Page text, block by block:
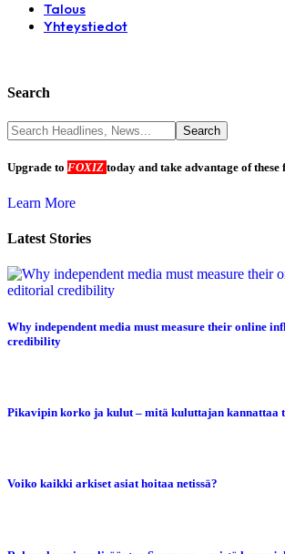
Talous
Yhteystiedot
Search
Upgrade to FOXIZ today and take advantage of these
Learn More
Latest Stories
Why independent media must measure their online
credibility
Pikavipin korko ja kulut – mitä kuluttajan kannattaa
Voiko kaikki arkiset asiat hoitaa netissä?